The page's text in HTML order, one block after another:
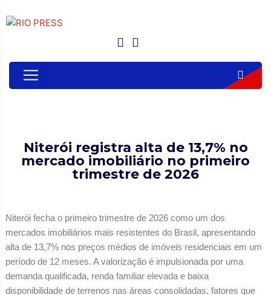
Niterói registra alta de 13,7% no
mercado imobiliário no primeiro
trimestre de 2026
Niterói fecha o primeiro trimestre de 2026 como um dos
mercados imobiliários mais resistentes do Brasil, apresentando
alta de 13,7% nos preços médios de imóveis residenciais em um
período de 12 meses. A valorização é impulsionada por uma
demanda qualificada, renda familiar elevada e baixa
disponibilidade de terrenos nas áreas consolidadas, fatores que